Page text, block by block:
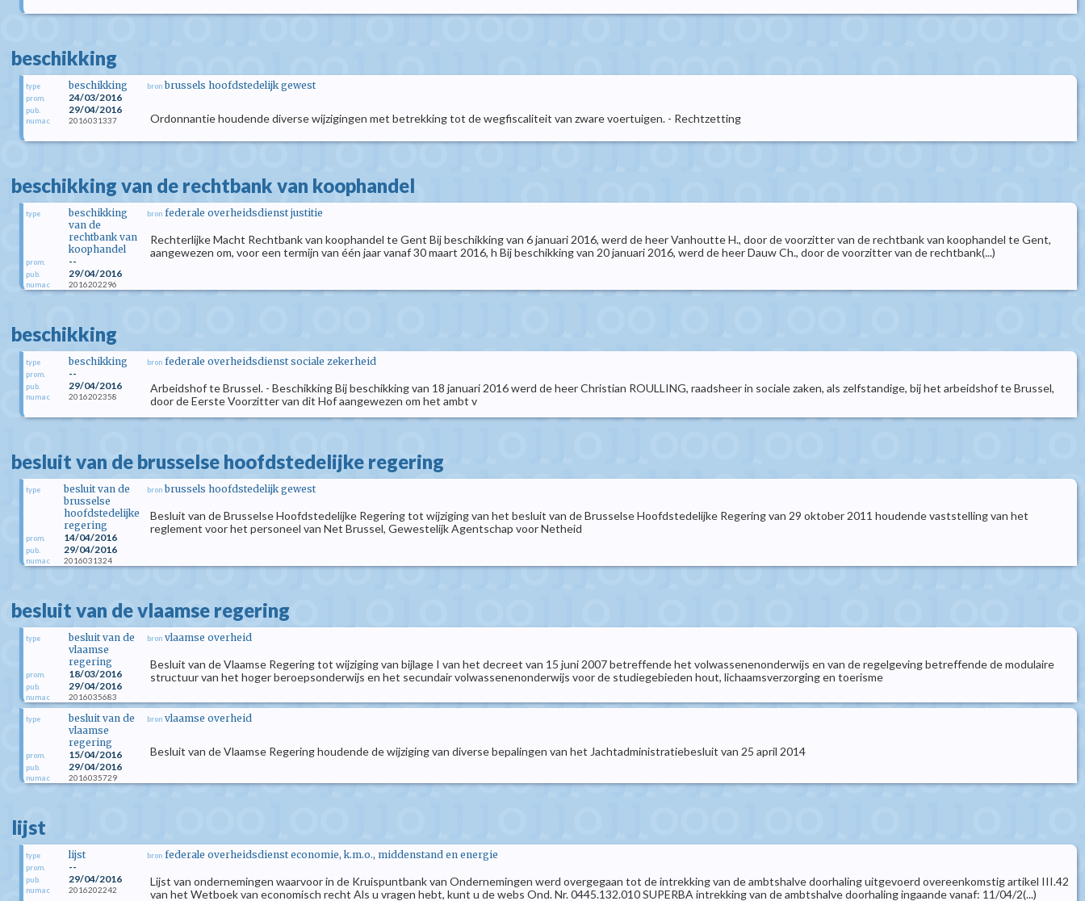
beschikking
type beschikking
prom. 24/03/2016
pub. 29/04/2016
numac 2016031337
bron brussels hoofdstedelijk gewest
Ordonnantie houdende diverse wijzigingen met betrekking tot de wegfiscaliteit van zware voertuigen. - Rechtzetting
beschikking van de rechtbank van koophandel
type
beschikking
van de
rechtbank van
koophandel
prom. --
pub. 29/04/2016
numac 2016202296
bron federale overheidsdienst justitie
Rechterlijke Macht Rechtbank van koophandel te Gent Bij beschikking van 6 januari 2016, werd de heer Vanhoutte H., door de voorzitter van de rechtbank van koophandel te Gent,
aangewezen om, voor een termijn van één jaar vanaf 30 maart 2016, h Bij beschikking van 20 januari 2016, werd de heer Dauw Ch., door de voorzitter van de rechtbank(...)
beschikking
type beschikking
prom. --
pub. 29/04/2016
numac 2016202358
bron federale overheidsdienst sociale zekerheid
Arbeidshof te Brussel. - Beschikking Bij beschikking van 18 januari 2016 werd de heer Christian ROULLING, raadsheer in sociale zaken, als zelfstandige, bij het arbeidshof te Brussel,
door de Eerste Voorzitter van dit Hof aangewezen om het ambt v
besluit van de brusselse hoofdstedelijke regering
type
besluit van de
brusselse
hoofdstedelijke
regering
prom. 14/04/2016
pub. 29/04/2016
numac 2016031324
bron brussels hoofdstedelijk gewest
Besluit van de Brusselse Hoofdstedelijke Regering tot wijziging van het besluit van de Brusselse Hoofdstedelijke Regering van 29 oktober 2011 houdende vaststelling van het
reglement voor het personeel van Net Brussel, Gewestelijk Agentschap voor Netheid
besluit van de vlaamse regering
type
besluit van de
vlaamse
regering
prom. 18/03/2016
pub. 29/04/2016
numac 2016035683
bron vlaamse overheid
Besluit van de Vlaamse Regering tot wijziging van bijlage I van het decreet van 15 juni 2007 betreffende het volwassenenonderwijs en van de regelgeving betreffende de modulaire
structuur van het hoger beroepsonderwijs en het secundair volwassenenonderwijs voor de studiegebieden hout, lichaamsverzorging en toerisme
type
besluit van de
vlaamse
regering
prom. 15/04/2016
pub. 29/04/2016
numac 2016035729
bron vlaamse overheid
Besluit van de Vlaamse Regering houdende de wijziging van diverse bepalingen van het Jachtadministratiebesluit van 25 april 2014
lijst
type lijst
prom. --
pub. 29/04/2016
numac 2016202242
bron federale overheidsdienst economie, k.m.o., middenstand en energie
Lijst van ondernemingen waarvoor in de Kruispuntbank van Ondernemingen werd overgegaan tot de intrekking van de ambtshalve doorhaling uitgevoerd overeenkomstig artikel III.42
van het Wetboek van economisch recht Als u vragen hebt, kunt u de webs Ond. Nr. 0445.132.010 SUPERBA intrekking van de ambtshalve doorhaling ingaande vanaf: 11/04/2(...)